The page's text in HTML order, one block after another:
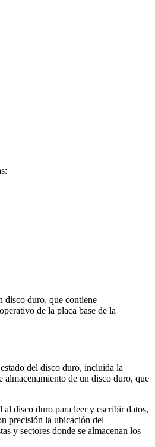
disco duro, que contiene
de la placa base de la
del disco duro, incluida la
almacenamiento de un disco duro, que
disco duro para leer y escribir datos,
precisión la ubicación del
y sectores donde se almacenan los